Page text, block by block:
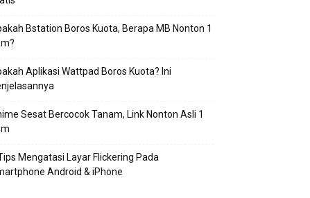
Bstation Boros Kuota, Berapa MB Nonton 1
Aplikasi Wattpad Boros Kuota? Ini
Sesat Bercocok Tanam, Link Nonton Asli 1
Mengatasi Layar Flickering Pada
Android & iPhone